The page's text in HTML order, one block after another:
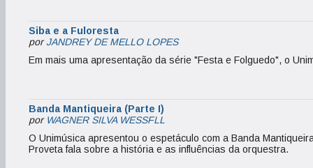
Siba e a Fuloresta
porJANDREY DE MELLO LOPES
Em mais uma apresentação da série "Festa e Folguedo", o
Banda Mantiqueira (Parte I)
por WAGNER SILVA WESSFLL
O Unimúsica apresentou o espetáculo com a Banda
Proveta fala sobre a história e as influências da orquestra.